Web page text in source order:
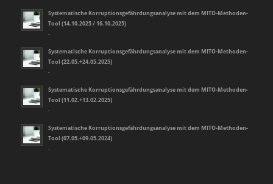
Systematische Korruptionsgefährdungsanalyse mit dem MITO-Methoden-
Tool (14.10.2025 / 16.10.2025)
-
Systematische Korruptionsgefährdungsanalyse mit dem MITO-Methoden-
Tool (22.05.+24.05.2025)
-
Systematische Korruptionsgefährdungsanalyse mit dem MITO-Methoden-
Tool (11.02.+13.02.2025)
-
Systematische Korruptionsgefährdungsanalyse mit dem MITO-Methoden-
Tool (07.05.+09.05.2024)
-